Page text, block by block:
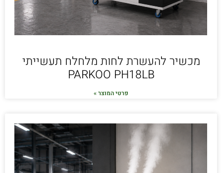
מכשיר להעשרת לחות מלחלח תעשייתי
PARKOO PH18LB
פרטי המוצר »